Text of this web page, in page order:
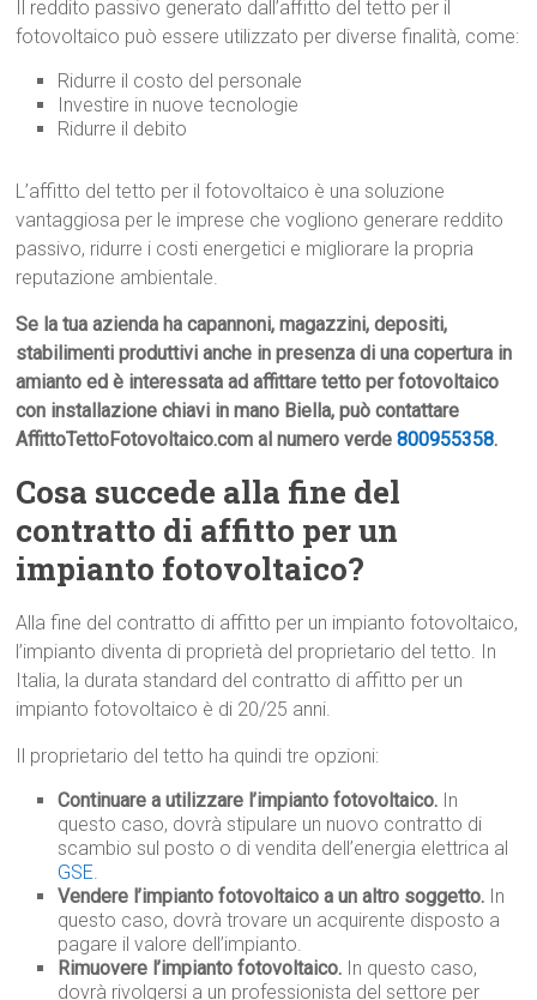
Il reddito passivo generato dall’affitto del tetto per il
fotovoltaico può essere utilizzato per diverse finalità, come:
Ridurre il costo del personale
Investire in nuove tecnologie
Ridurre il debito
L’affitto del tetto per il fotovoltaico è una soluzione
vantaggiosa per le imprese che vogliono generare reddito
passivo, ridurre i costi energetici e migliorare la propria
reputazione ambientale.
Se la tua azienda ha capannoni, magazzini, depositi,
stabilimenti produttivi anche in presenza di una copertura in
amianto ed è interessata ad affittare tetto per fotovoltaico
con installazione chiavi in mano Biella, può contattare
AffittoTettoFotovoltaico.com al numero verde800955358.
Cosa succede alla fine del
contratto di affitto per un
impianto fotovoltaico?
Alla fine del contratto di affitto per un impianto fotovoltaico,
l’impianto diventa di proprietà del proprietario del tetto. In
Italia, la durata standard del contratto di affitto per un
impianto fotovoltaico è di 20/25 anni.
Il proprietario del tetto ha quindi tre opzioni:
Continuare a utilizzare l’impianto fotovoltaico. In
questo caso, dovrà stipulare un nuovo contratto di
scambio sul posto o di vendita dell’energia elettrica al
GSE.
Vendere l’impianto fotovoltaico a un altro soggetto. In
questo caso, dovrà trovare un acquirente disposto a
pagare il valore dell’impianto.
Rimuovere l’impianto fotovoltaico. In questo caso,
dovrà rivolgersi a un professionista del settore per